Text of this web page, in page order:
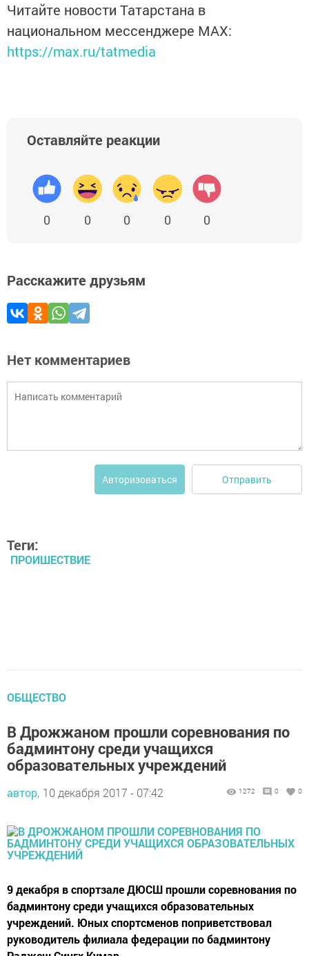
Читайте новости Татарстана в
национальном мессенджере MАХ:
https://max.ru/tatmedia
Оставляйте реакции
0 0 0 0 0
Расскажите друзьям
Нет комментариев
Авторизоваться Отправить
Теги:
ПРОИШЕСТВИЕ
ОБЩЕСТВО
В Дрожжаном прошли соревнования по
бадминтону среди учащихся
образовательных учреждений
автор, 10 декабря 2017 - 07:42 1272 0 0
9 декабря в спортзале ДЮСШ прошли соревнования по
бадминтону среди учащихся образовательных
учреждений. Юных спортсменов поприветствовал
руководитель филиала федерации по бадминтону